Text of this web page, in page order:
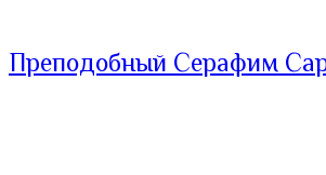
Преподобный Серафим